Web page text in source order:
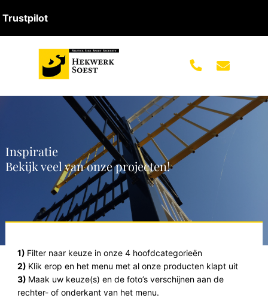
Trustpilot
Inspiratie
Bekijk veel van onze projecten!
1) Filter naar keuze in onze 4 hoofdcategorieën
2) Klik erop en het menu met al onze producten klapt uit
3) Maak uw keuze(s) en de foto’s verschijnen aan de
rechter- of onderkant van het menu.